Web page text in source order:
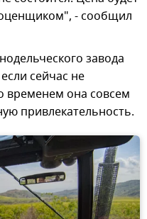
- сообщил
завода
сейчас не
временем она совсем
привлекательность.